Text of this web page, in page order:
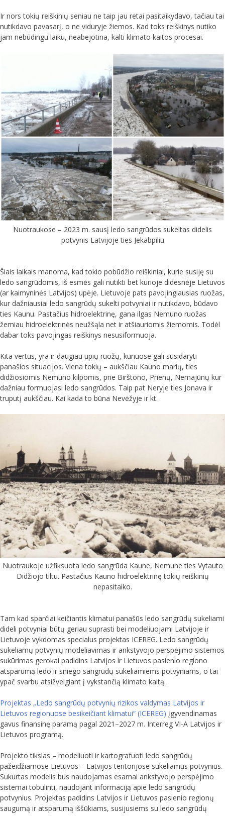
Ir nors tokių reiškinių seniau ne taip jau retai pasitaikydavo, tačiau tai
nutikdavo pavasarį, o ne viduryje žiemos. Kad toks reiškinys nutiko
jam nebūdingu laiku, neabejotina, kalti klimato kaitos procesai.
Nuotraukose – 2023 m. sausį ledo sangrūdos sukeltas didelis
potvynis Latvijoje ties Jekabpiliu
Šiais laikais manoma, kad tokio pobūdžio reiškiniai, kurie susiję su
ledo sangrūdomis, iš esmės gali nutikti bet kurioje didesnėje Lietuvos
(ar kaimyninės Latvijos) upėje. Lietuvoje pats pavojingiausias ruožas,
kur dažniausiai ledo sangrūdų sukelti potvyniai ir nutikdavo, būdavo
ties Kaunu. Pastačius hidroelektrinę, gana ilgas Nemuno ruožas
žemiau hidroelektrinės neužšąla net ir atšiauriomis žiemomis. Todėl
dabar toks pavojingas reiškinys nesusiformuoja.
Kita vertus, yra ir daugiau upių ruožų, kuriuose gali susidaryti
panašios situacijos. Viena tokių – aukščiau Kauno marių, ties
didžiosiomis Nemuno kilpomis, prie Birštono, Prienų, Nemajūnų kur
dažniau formuojasi ledo sangrūdos. Taip pat Neryje ties Jonava ir
truputį aukščiau. Kai kada to būna Nevėžyje ir kt.
Nuotraukoje užfiksuota ledo sangrūda Kaune, Nemune ties Vytauto
Didžiojo tiltu. Pastačius Kauno hidroelektrinę tokių reiškinių
nepasitaiko.
Tam kad sparčiai keičiantis klimatui panašūs ledo sangrūdų sukeliami
dideli potvyniai būtų geriau suprasti bei modeliuojami Latvijoje ir
Lietuvoje vykdomas specialus projektas ICEREG. Ledo sangrūdų
sukeliamų potvynių modeliavimas ir ankstyvojo perspėjimo sistemos
sukūrimas gerokai padidins Latvijos ir Lietuvos pasienio regiono
atsparumą ledo ir sniego sangrūdų sukeliamiems potvyniams, o tai
ypač svarbu atsižvelgiant į vykstančią klimato kaitą.
Projektas „Ledo sangrūdų potvynių rizikos valdymas Latvijos ir
Lietuvos regionuose besikeičiant klimatui“ (ICEREG) įgyvendinamas
gavus finansinę paramą pagal 2021–2027 m. Interreg VI-A Latvijos ir
Lietuvos programą.
Projekto tikslas – modeliuoti ir kartografuoti ledo sangrūdų
pažeidžiamose Lietuvos – Latvijos teritorijose sukeliamus potvynius.
Sukurtas modelis bus naudojamas esamai ankstyvojo perspėjimo
sistemai tobulinti, naudojant informaciją apie ledo sangrūdų
potvynius. Projektas padidins Latvijos ir Lietuvos pasienio regionų
saugumą ir atsparumą iššūkiams, susijusiems su ledo sangrūdų